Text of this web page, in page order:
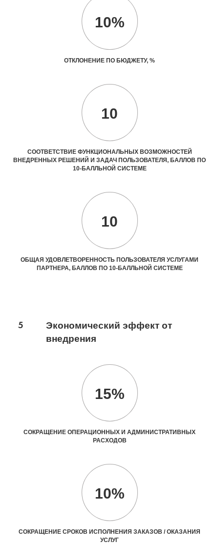
10%
ОТКЛОНЕНИЕ ПО БЮДЖЕТУ, %
10
СООТВЕТСТВИЕ ФУНКЦИОНАЛЬНЫХ ВОЗМОЖНОСТЕЙ
ВНЕДРЕННЫХ РЕШЕНИЙ И ЗАДАЧ ПОЛЬЗОВАТЕЛЯ, БАЛЛОВ ПО
10-БАЛЛЬНОЙ СИСТЕМЕ
10
ОБЩАЯ УДОВЛЕТВОРЕННОСТЬ ПОЛЬЗОВАТЕЛЯ УСЛУГАМИ
ПАРТНЕРА, БАЛЛОВ ПО 10-БАЛЛЬНОЙ СИСТЕМЕ
5
Экономический эффект от
внедрения
15%
СОКРАЩЕНИЕ ОПЕРАЦИОННЫХ И АДМИНИСТРАТИВНЫХ
РАСХОДОВ
10%
СОКРАЩЕНИЕ СРОКОВ ИСПОЛНЕНИЯ ЗАКАЗОВ / ОКАЗАНИЯ
УСЛУГ